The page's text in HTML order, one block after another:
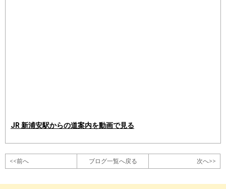
JR 新浦安駅からの道案内を動画で見る
<<前へ ブログ一覧へ戻る 次へ>>